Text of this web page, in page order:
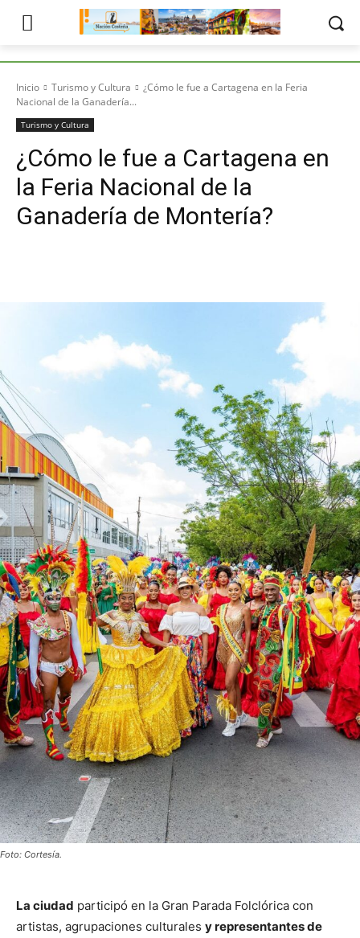
Inicio Turismo y Cultura
¿Cómo le fue a Cartagena en la Feria
Nacional de la Ganadería...
Turismo y Cultura
¿Cómo le fue a Cartagena en
la Feria Nacional de la
Ganadería de Montería?
Foto: Cortesía.
La ciudad participó en la Gran Parada Folclórica con
artistas, agrupaciones culturales y representantes de